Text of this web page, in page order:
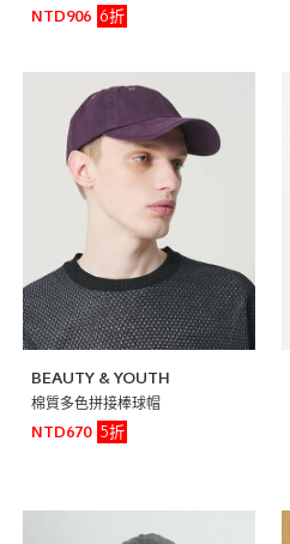
NTD906
6折
BEAUTY & YOUTH
棉質多色拼接棒球帽
NTD670
5折